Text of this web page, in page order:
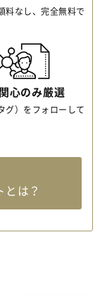
料なし、完全無料で
心のみ厳選
グ）をフォローして
は？